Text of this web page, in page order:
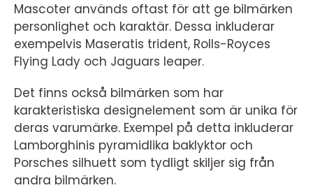
Mascoter används oftast för att ge bilmärken
personlighet och karaktär. Dessa inkluderar
exempelvis Maseratis trident, Rolls-Royces
Flying Lady och Jaguars leaper.
Det finns också bilmärken som har
karakteristiska designelement som är unika för
deras varumärke. Exempel på detta inkluderar
Lamborghinis pyramidlika baklyktor och
Porsches silhuett som tydligt skiljer sig från
andra bilmärken.